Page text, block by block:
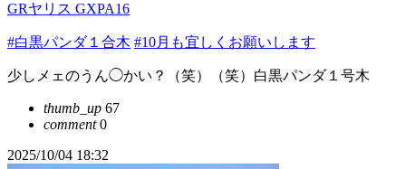
GRヤリス GXPA16
#白黒パンダ１合木 #10月も宜しくお願いします
少しメェのうん◯かい？（笑）（笑）白黒パンダ１号木
thumb_up 67
comment0
2025/10/04 18:32